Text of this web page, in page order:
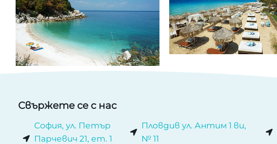
Свържете се с нас
София, ул. Петър
Парчевич 21, ет. 1
Пловдив ул. Антим 1 ви,
№ 11